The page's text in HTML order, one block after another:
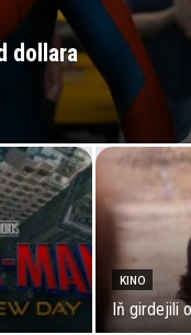
dollara
KINO
Iň girdejili